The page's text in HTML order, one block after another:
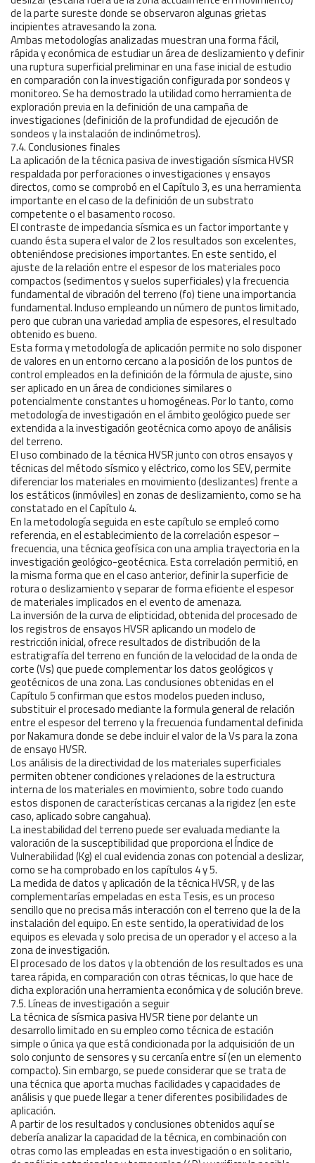
de la parte sureste donde se observaron algunas grietas
incipientes atravesando la zona.
Ambas metodologías analizadas muestran una forma fácil,
rápida y económica de estudiar un área de deslizamiento y definir
una ruptura superficial preliminar en una fase inicial de estudio
en comparación con la investigación configurada por sondeos y
monitoreo. Se ha demostrado la utilidad como herramienta de
exploración previa en la definición de una campaña de
investigaciones (definición de la profundidad de ejecución de
sondeos y la instalación de inclinómetros).
7.4. Conclusiones finales
La aplicación de la técnica pasiva de investigación sísmica HVSR
respaldada por perforaciones o investigaciones y ensayos
directos, como se comprobó en el Capítulo 3, es una herramienta
importante en el caso de la definición de un substrato
competente o el basamento rocoso.
El contraste de impedancia sísmica es un factor importante y
cuando ésta supera el valor de 2 los resultados son excelentes,
obteniéndose precisiones importantes. En este sentido, el
ajuste de la relación entre el espesor de los materiales poco
compactos (sedimentos y suelos superficiales) y la frecuencia
fundamental de vibración del terreno (fo) tiene una importancia
fundamental. Incluso empleando un número de puntos limitado,
pero que cubran una variedad amplia de espesores, el resultado
obtenido es bueno.
Esta forma y metodología de aplicación permite no solo disponer
de valores en un entorno cercano a la posición de los puntos de
control empleados en la definición de la fórmula de ajuste, sino
ser aplicado en un área de condiciones similares o
potencialmente constantes u homogéneas. Por lo tanto, como
metodología de investigación en el ámbito geológico puede ser
extendida a la investigación geotécnica como apoyo de análisis
del terreno.
El uso combinado de la técnica HVSR junto con otros ensayos y
técnicas del método sísmico y eléctrico, como los SEV, permite
diferenciar los materiales en movimiento (deslizantes) frente a
los estáticos (inmóviles) en zonas de deslizamiento, como se ha
constatado en el Capítulo 4.
En la metodología seguida en este capítulo se empleó como
referencia, en el establecimiento de la correlación espesor –
frecuencia, una técnica geofísica con una amplia trayectoria en la
investigación geológico-geotécnica. Esta correlación permitió, en
la misma forma que en el caso anterior, definir la superficie de
rotura o deslizamiento y separar de forma eficiente el espesor
de materiales implicados en el evento de amenaza.
La inversión de la curva de elipticidad, obtenida del procesado de
los registros de ensayos HVSR aplicando un modelo de
restricción inicial, ofrece resultados de distribución de la
estratigrafía del terreno en función de la velocidad de la onda de
corte (Vs) que puede complementar los datos geológicos y
geotécnicos de una zona. Las conclusiones obtenidas en el
Capítulo 5 confirman que estos modelos pueden incluso,
substituir el procesado mediante la formula general de relación
entre el espesor del terreno y la frecuencia fundamental definida
por Nakamura donde se debe incluir el valor de la Vs para la zona
de ensayo HVSR.
Los análisis de la directividad de los materiales superficiales
permiten obtener condiciones y relaciones de la estructura
interna de los materiales en movimiento, sobre todo cuando
estos disponen de características cercanas a la rigidez (en este
caso, aplicado sobre cangahua).
La inestabilidad del terreno puede ser evaluada mediante la
valoración de la susceptibilidad que proporciona el Índice de
Vulnerabilidad (Kg) el cual evidencia zonas con potencial a deslizar,
como se ha comprobado en los capítulos 4 y 5.
La medida de datos y aplicación de la técnica HVSR, y de las
complementarías empeladas en esta Tesis, es un proceso
sencillo que no precisa más interacción con el terreno que la de la
instalación del equipo. En este sentido, la operatividad de los
equipos es elevada y solo precisa de un operador y el acceso a la
zona de investigación.
El procesado de los datos y la obtención de los resultados es una
tarea rápida, en comparación con otras técnicas, lo que hace de
dicha exploración una herramienta económica y de solución breve.
7.5. Líneas de investigación a seguir
La técnica de sísmica pasiva HVSR tiene por delante un
desarrollo limitado en su empleo como técnica de estación
simple o única ya que está condicionada por la adquisición de un
solo conjunto de sensores y su cercanía entre sí (en un elemento
compacto). Sin embargo, se puede considerar que se trata de
una técnica que aporta muchas facilidades y capacidades de
análisis y que puede llegar a tener diferentes posibilidades de
aplicación.
A partir de los resultados y conclusiones obtenidos aquí se
debería analizar la capacidad de la técnica, en combinación con
otras como las empleadas en esta investigación o en solitario,